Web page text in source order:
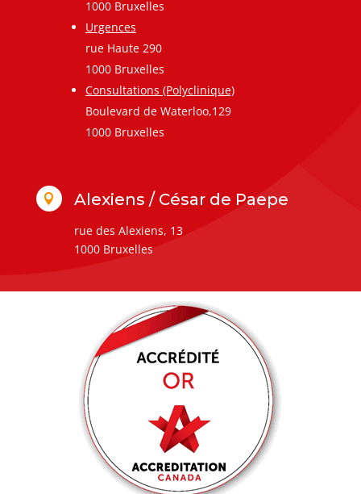
1000 Bruxelles
Urgences
rue Haute 290
1000 Bruxelles
Consultations (Polyclinique)
Boulevard de Waterloo,129
1000 Bruxelles
 Alexiens / César de Paepe
rue des Alexiens, 13
1000 Bruxelles